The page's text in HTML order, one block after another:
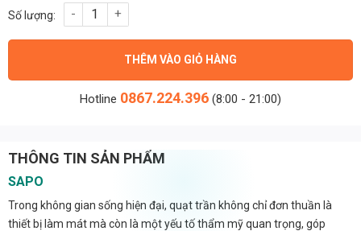
Quạt trần trang trí 225 Nhựa ABS cao cấp 3 Cánh số lượng
THÊM VÀO GIỎ HÀNG
Hotline 0867.224.396 (8:00 - 21:00)
THÔNG TIN SẢN PHẨM
SAPO
Trong không gian sống hiện đại, quạt trần không chỉ đơn thuần là
thiết bị làm mát mà còn là một yếu tố thẩm mỹ quan trọng, góp